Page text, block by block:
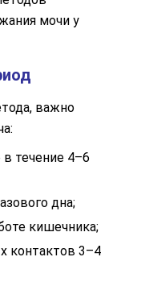
мочи у
важно
течение 4–6
дна;
кишечника;
контактов 3–4